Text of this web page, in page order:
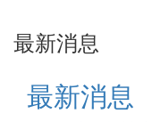
最新消息
最新消息